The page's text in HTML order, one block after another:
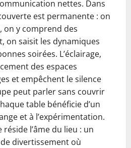
nettes. Dans
est permanente : on
on y comprend des
on saisit les dynamiques
soirées. L’éclairage,
des espaces
et empêchent le silence
peut parler sans couvrir
table bénéficie d’un
et à l’expérimentation.
réside l’âme du lieu : un
divertissement où